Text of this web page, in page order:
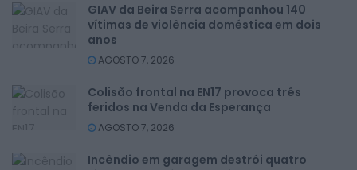
GIAV da Beira Serra acompanhou 140
vítimas de violência doméstica em dois
anos
AGOSTO 7, 2026
Colisão frontal na EN17 provoca três
feridos na Venda da Esperança
AGOSTO 7, 2026
Incêndio em garagem destrói quatro